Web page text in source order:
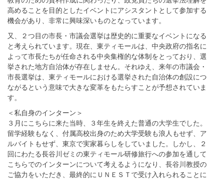
高めることを目的としたイベントにアシスタントとして参加する
機会があり、非常に興味深いものとなっています。
又、２つ目の市長・市議会選挙は歴史的に重要なイベントになる
と考えられています。現在、東ティモールは、中央政府の指名に
よって市長たちが任命される中央集権的な体制をとっており、選
挙された地方自治体が存在しません。それゆえ、来年の市議会・
市長選挙は、東ティモールにおける選挙された自治体の創設につ
ながるという意味で大きな変革をもたらすことが予想されていま
す。
＜私自身のインターン＞
３月にこちらに来た当時、３年生を終えた普通の大学生でした。
留学経験もなく、付属高校出身のため大学受験も浪人もせず、ア
ルバイトもせず、東京で実家暮らしをしていました。しかし、２
回にわたる長谷川ゼミの東ティモール研修旅行への参加を通して
こちらでのインターンについて考えるようになり、長谷川教授の
ご協力をいただき、最終的にＵＮＥＳＴで受け入れられることに